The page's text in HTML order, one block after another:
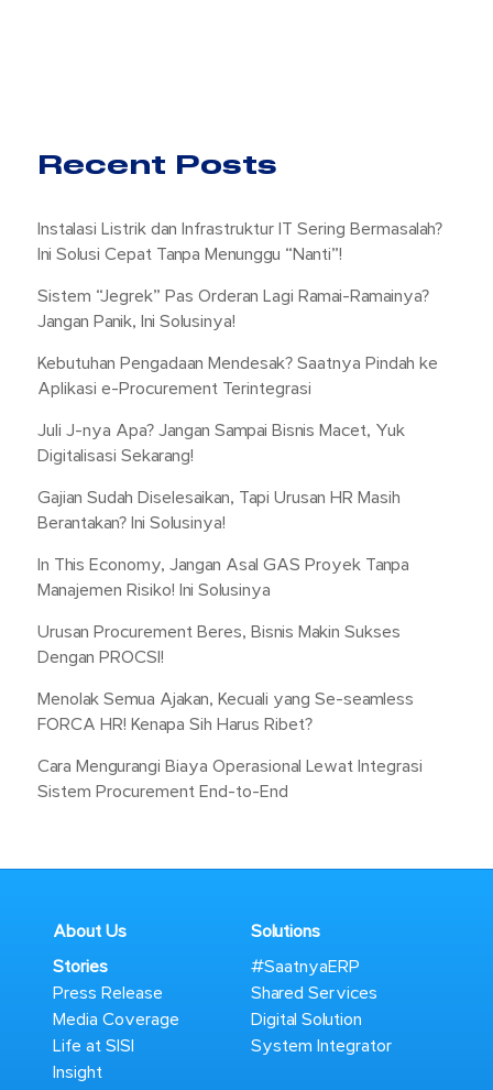
Recent Posts
Instalasi Listrik dan Infrastruktur IT Sering Bermasalah?
Ini Solusi Cepat Tanpa Menunggu “Nanti”!
Sistem “Jegrek” Pas Orderan Lagi Ramai-Ramainya?
Jangan Panik, Ini Solusinya!
Kebutuhan Pengadaan Mendesak? Saatnya Pindah ke
Aplikasi e-Procurement Terintegrasi
Juli J-nya Apa? Jangan Sampai Bisnis Macet, Yuk
Digitalisasi Sekarang!
Gajian Sudah Diselesaikan, Tapi Urusan HR Masih
Berantakan? Ini Solusinya!
In This Economy, Jangan Asal GAS Proyek Tanpa
Manajemen Risiko! Ini Solusinya
Urusan Procurement Beres, Bisnis Makin Sukses
Dengan PROCSI!
Menolak Semua Ajakan, Kecuali yang Se-seamless
FORCA HR! Kenapa Sih Harus Ribet?
Cara Mengurangi Biaya Operasional Lewat Integrasi
Sistem Procurement End-to-End
About Us
Stories
Press Release
Media Coverage
Life at SISI
Insight
Solutions
#SaatnyaERP
Shared Services
Digital Solution
System Integrator